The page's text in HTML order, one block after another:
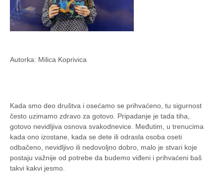
Autorka: Milica Koprivica
Kada smo deo društva i osećamo se prihvaćeno, tu sigurnost
često uzimamo zdravo za gotovo. Pripadanje je tada tiha,
gotovo nevidljiva osnova svakodnevice. Međutim, u trenucima
kada ono izostane, kada se dete ili odrasla osoba oseti
odbačeno, nevidljivo ili nedovoljno dobro, malo je stvari koje
postaju važnije od potrebe da budemo viđeni i prihvaćeni baš
takvi kakvi jesmo.